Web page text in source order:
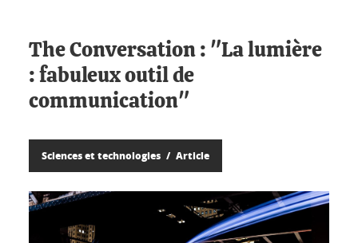
The Conversation : "La lumière
: fabuleux outil de
communication"
Sciences et technologies Article